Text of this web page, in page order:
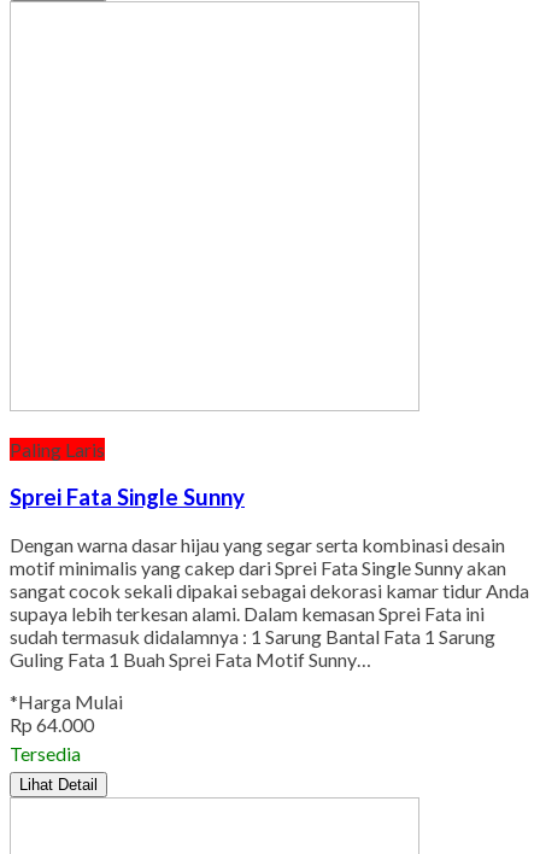
Paling Laris
Sprei Fata Single Sunny
Dengan warna dasar hijau yang segar serta kombinasi desain
motif minimalis yang cakep dari Sprei Fata Single Sunny akan
sangat cocok sekali dipakai sebagai dekorasi kamar tidur Anda
supaya lebih terkesan alami. Dalam kemasan Sprei Fata ini
sudah termasuk didalamnya : 1 Sarung Bantal Fata 1 Sarung
Guling Fata 1 Buah Sprei Fata Motif Sunny…
*Harga Mulai
Rp 64.000
Tersedia
Lihat Detail